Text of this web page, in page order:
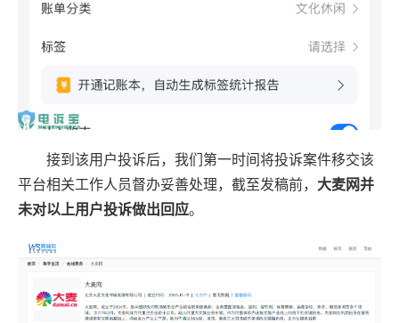
接到该用户投诉后，我们第一时间将投诉案件移交该
平台相关工作人员督办妥善处理，截至发稿前， 大麦网并
未对以上用户投诉做出回应。